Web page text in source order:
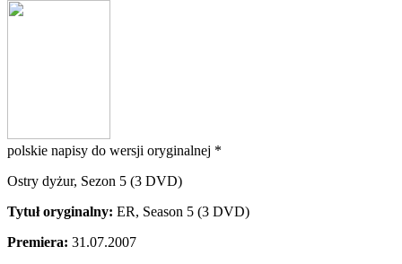
polskie napisy do wersji oryginalnej *
Ostry dyżur, Sezon 5 (3 DVD)
Tytuł oryginalny: ER, Season 5 (3 DVD)
Premiera: 31.07.2007